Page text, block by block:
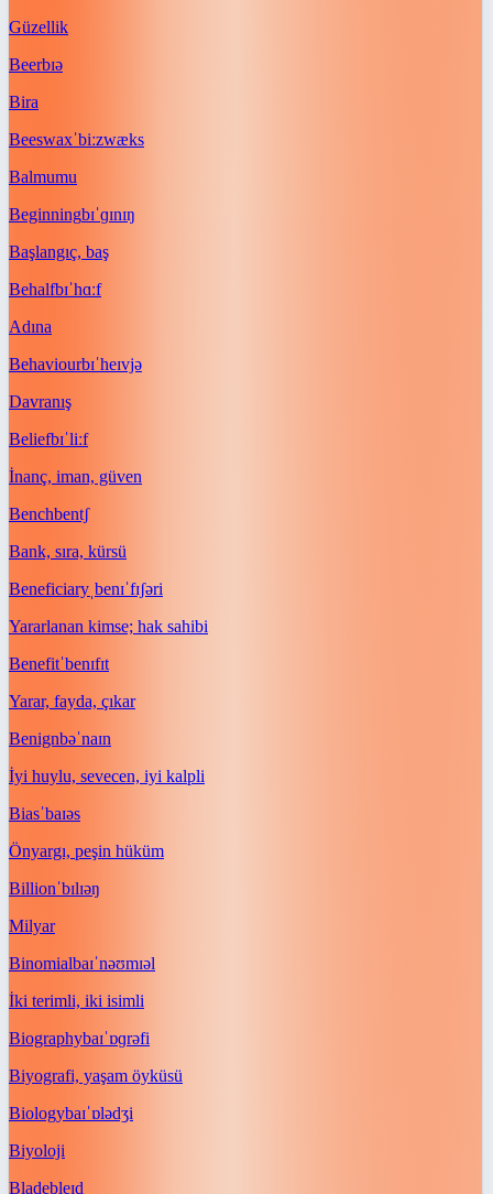
Güzellik
Beerbɪə
Bira
Beeswaxˈbiːzwæks
Balmumu
Beginningbɪˈɡɪnɪŋ
Başlangıç, baş
Behalfbɪˈhɑːf
Adına
Behaviourbɪˈheɪvjə
Davranış
Beliefbɪˈliːf
İnanç, iman, güven
Benchbentʃ
Bank, sıra, kürsü
Beneficiary ˌbenɪˈfɪʃəri
Yararlanan kimse; hak sahibi
Benefitˈbenɪfɪt
Yarar, fayda, çıkar
Benignbəˈnaɪn
İyi huylu, sevecen, iyi kalpli
Biasˈbaɪəs
Önyargı, peşin hüküm
Billionˈbɪlɪəŋ
Milyar
Binomialbaɪˈnəʊmɪəl
İki terimli, iki isimli
Biographybaɪˈɒɡrəfi
Biyografi, yaşam öyküsü
Biologybaɪˈɒlədʒi
Biyoloji
Bladebleɪd